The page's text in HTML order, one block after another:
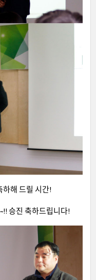
하해 드릴 시간!
승진 축하드립니다!